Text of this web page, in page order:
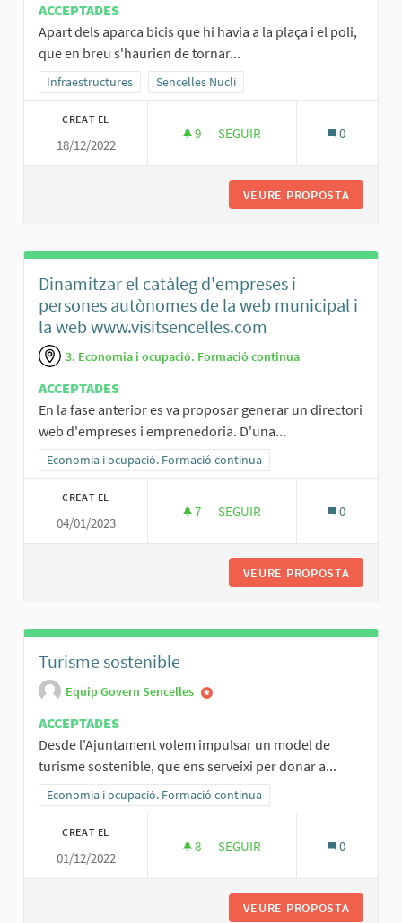
ACCEPTADES
Apart dels aparca bicis que hi havia a la plaça i el poli,
que en breu s'haurien de tornar...
Resultats al filtrar per la categoria: Infraestructures
Infraestructures Resultats al filtrar per l'àmbit: Sencelles Nucli
Sencelles Nucli
CREAT EL
18/12/2022
9 9 SEGUIDORES
SEGUIR 0
VEURE PROPOSTA
Dinamitzar el catàleg d'empreses i
persones autònomes de la web municipal i
la web www.visitsencelles.com
3. Economia i ocupació. Formació continua
ACCEPTADES
En la fase anterior es va proposar generar un directori
web d'empreses i emprenedoria. D'una...
Resultats al filtrar per la categoria: Economia i ocupació.
Economia i ocupació. Formació continua
CREAT EL
04/01/2023
7 7 SEGUIDORES
SEGUIR 0
VEURE PROPOSTA
Turisme sostenible
Equip Govern Sencelles
ACCEPTADES
Desde l'Ajuntament volem impulsar un model de
turisme sostenible, que ens serveixi per donar a...
Resultats al filtrar per la categoria: Economia i ocupació.
Economia i ocupació. Formació continua
CREAT EL
01/12/2022
8 8 SEGUIDORES
SEGUIR 0
VEURE PROPOSTA